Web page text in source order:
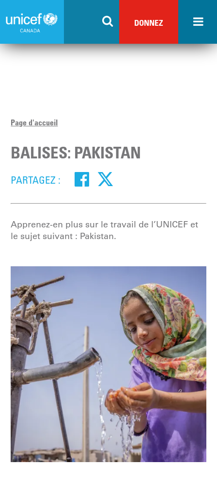
to
content
DONNEZ
Page d'accueil
BALISES: PAKISTAN
PARTAGEZ :
Apprenez-en plus sur le travail de l’UNICEF et
le sujet suivant : Pakistan.